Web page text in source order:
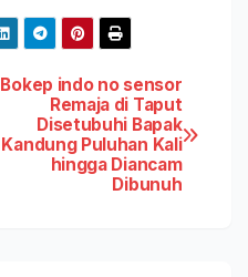
Bokep indo no sensor
Remaja di Taput
Disetubuhi Bapak
Kandung Puluhan Kali
hingga Diancam
Dibunuh